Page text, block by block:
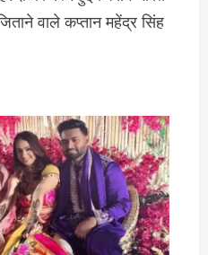
वाले कप्तान महेंद्र सिंह